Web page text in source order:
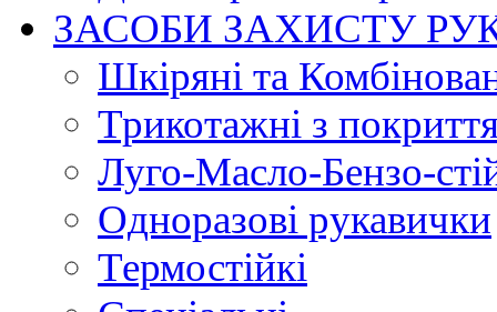
ЗАСОБИ ЗАХИСТУ
Шкіряні та
Трикотажні з
Луго-Масло-Бензо-
Одноразові рукавички
Термостійкі